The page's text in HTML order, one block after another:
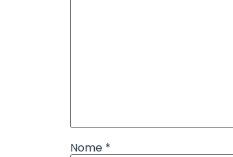
Nome *